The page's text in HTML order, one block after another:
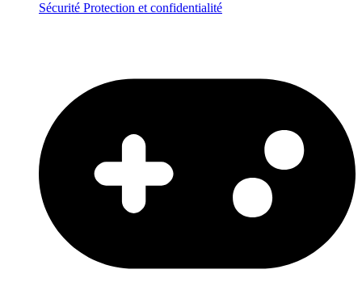
Sécurité Protection et confidentialité